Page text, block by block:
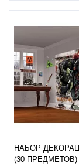
НАБОР
(30 ПРЕДМЕТОВ)